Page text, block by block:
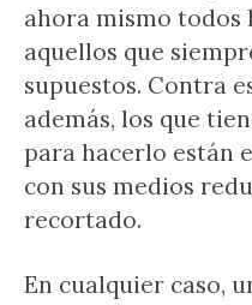
ahora mismo todos
aquellos que
supuestos. Contra
además, los que
para hacerlo están
con sus medios
recortado.
En cualquier caso,